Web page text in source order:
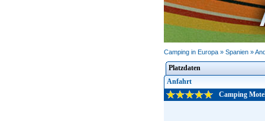
Camping in Europa » Spanien »
Platzdaten
Anfahrt
Camping